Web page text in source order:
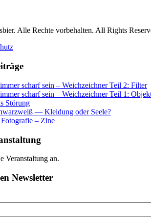
Alle Rechte vorbehalten. All Rights
scharf sein – Weichzeichner Teil 2: Filter
scharf sein – Weichzeichner Teil 1:
Störung
— Kleidung oder Seele?
– Zine
Veranstaltung an.
Newsletter